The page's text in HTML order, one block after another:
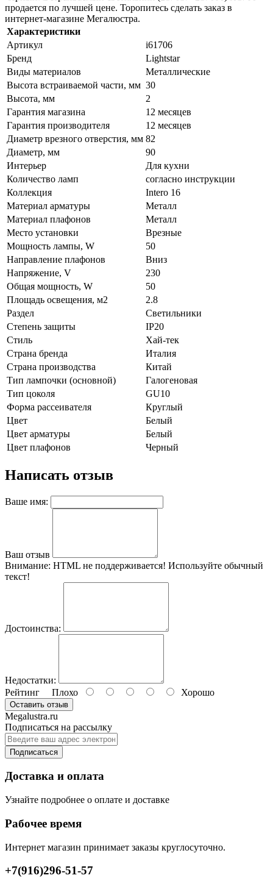
продается по лучшей цене. Торопитесь сделать заказ в
интернет-магазине Мегалюстра.
Характеристики
Артикул
i61706
Бренд
Lightstar
Виды материалов
Металлические
Высота встраиваемой части, мм 30
Высота, мм
2
Гарантия магазина
12 месяцев
Гарантия производителя
12 месяцев
Диаметр врезного отверстия, мм 82
Диаметр, мм
90
Интерьер
Для кухни
Количество ламп
согласно инструкции
Коллекция
Intero 16
Материал арматуры
Металл
Материал плафонов
Металл
Место установки
Врезные
Мощность лампы, W
50
Направление плафонов
Вниз
Напряжение, V
230
Общая мощность, W
50
Площадь освещения, м2
2.8
Раздел
Светильники
Степень защиты
IP20
Стиль
Хай-тек
Страна бренда
Италия
Страна производства
Китай
Тип лампочки (основной)
Галогеновая
Тип цоколя
GU10
Форма рассеивателя
Круглый
Цвет
Белый
Цвет арматуры
Белый
Цвет плафонов
Черный
Написать отзыв
Ваше имя:
Ваш отзыв
Внимание: HTML не поддерживается! Используйте обычный
текст!
Достоинства:
Недостатки:
Рейтинг Плохо Хорошо
Оставить отзыв
Megalustra.ru
Подписаться на рассылку
Подписаться
Доставка и оплата
Узнайте подробнее о оплате и доставке
Рабочее время
Интернет магазин принимает заказы круглосуточно.
+7(916)296-51-57